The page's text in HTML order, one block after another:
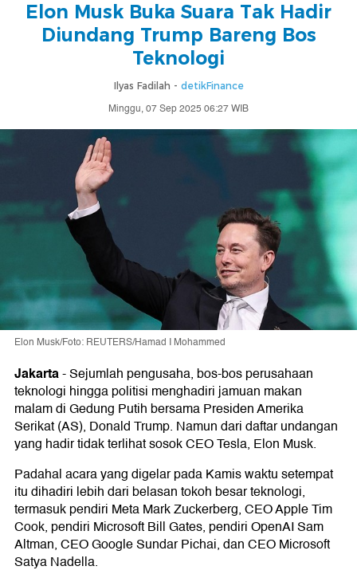
Elon Musk Buka Suara Tak Hadir
Diundang Trump Bareng Bos
Teknologi
Ilyas Fadilah - detikFinance
Minggu, 07 Sep 2025 06:27 WIB
Elon Musk/Foto: REUTERS/Hamad I Mohammed
Jakarta-Sejumlah pengusaha, bos-bos perusahaan
teknologi hingga politisi menghadiri jamuan makan
malam di Gedung Putih bersama Presiden Amerika
Serikat (AS), Donald Trump. Namun dari daftar undangan
yang hadir tidak terlihat sosok CEO Tesla, Elon Musk.
Padahal acara yang digelar pada Kamis waktu setempat
itu dihadiri lebih dari belasan tokoh besar teknologi,
termasuk pendiri Meta Mark Zuckerberg, CEO Apple Tim
Cook, pendiri Microsoft Bill Gates, pendiri OpenAI Sam
Altman, CEO Google Sundar Pichai, dan CEO Microsoft
Satya Nadella.